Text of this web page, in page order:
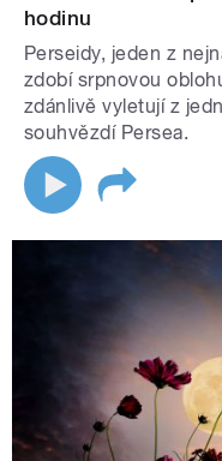
hodinu
Perseidy, jeden z
zdobí srpnovou
zdánlivě vyletují z
souhvězdí Persea.